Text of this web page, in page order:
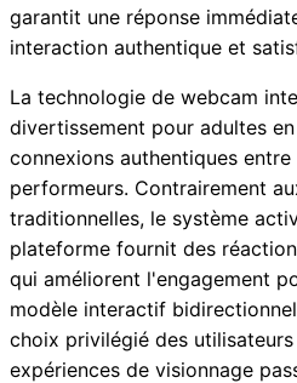
garantit une réponse
interaction authentique et
La technologie de webcam
divertissement pour adultes
connexions authentiques
performeurs. Contrairement
traditionnelles, le système
plateforme fournit des
qui améliorent l'engagement
modèle interactif
choix privilégié des
expériences de visionnage